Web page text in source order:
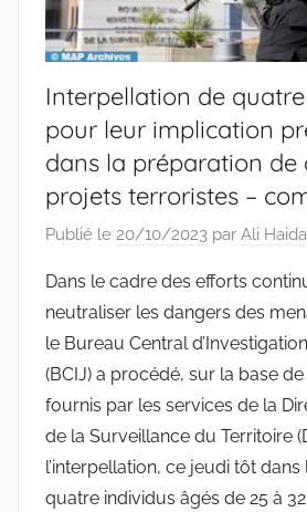
Interpellation de
pour leur implication
dans la préparation de
projets terroristes –
Publié le 20/10/2023 par Ali
Dans le cadre des efforts
neutraliser les dangers des
le Bureau Central
(BCIJ) a procédé, sur la base
fournis par les services de la
de la Surveillance du Territoire
l’interpellation, ce jeudi tôt
quatre individus âgés de 25 à